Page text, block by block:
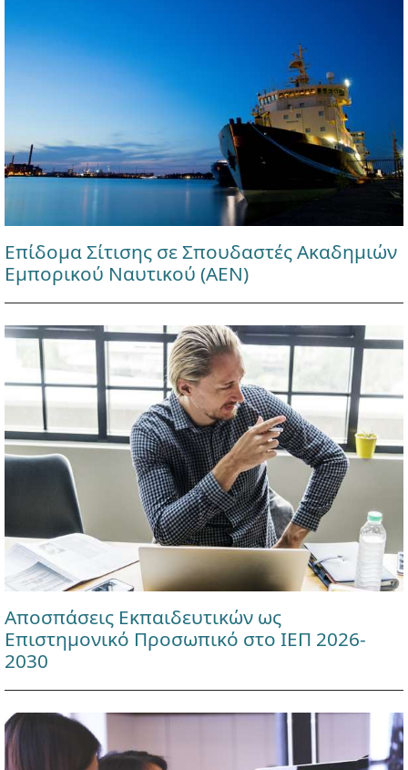
Επίδομα Σίτισης σε Σπουδαστές Ακαδημιών
Εμπορικού Ναυτικού (ΑΕΝ)
Αποσπάσεις Εκπαιδευτικών ως
Επιστημονικό Προσωπικό στο ΙΕΠ 2026-
2030